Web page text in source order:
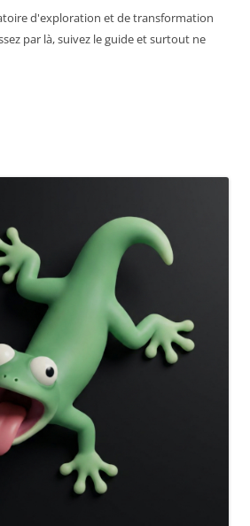
d'exploration et de transformation
par là, suivez le guide et surtout ne